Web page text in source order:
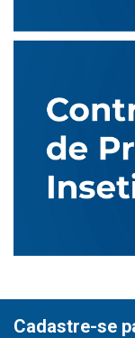
Cadastre-se